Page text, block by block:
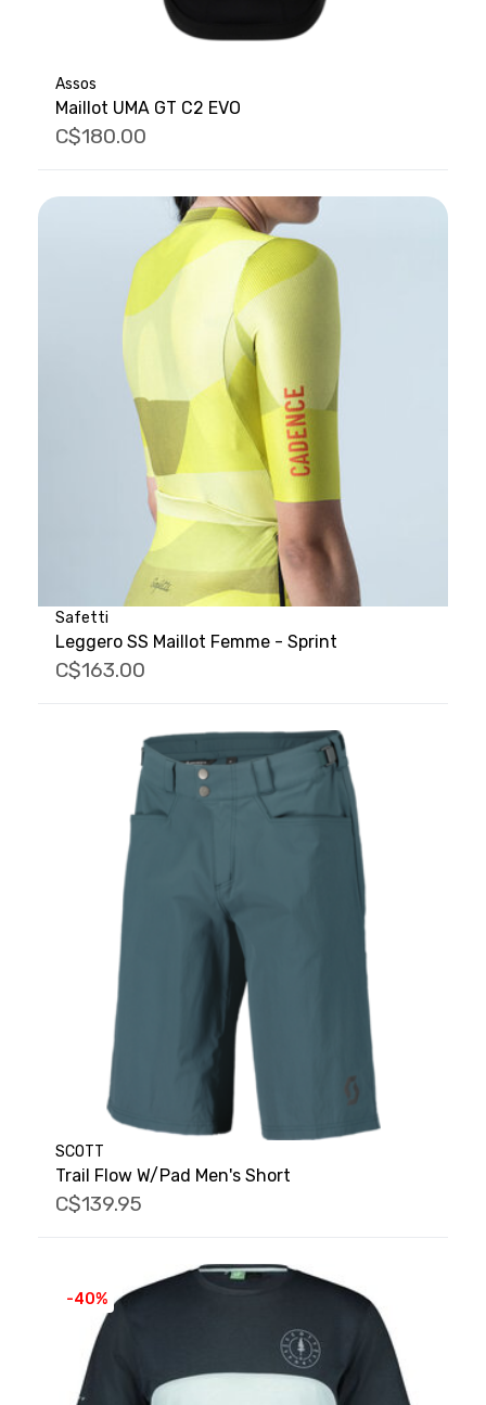
Assos
Maillot UMA GT C2 EVO
C$180.00
Safetti
Leggero SS Maillot Femme - Sprint
C$163.00
SCOTT
Trail Flow W/Pad Men's Short
C$139.95
-40%